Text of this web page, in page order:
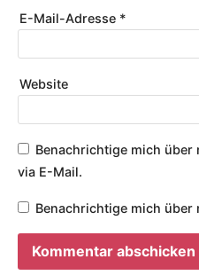
E-Mail-Adresse *
Website
Benachrichtige mich über
via E-Mail.
Benachrichtige mich über